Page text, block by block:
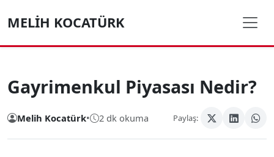
MELIH KOCATÜRK
Gayrimenkul Piyasası Nedir?
Melih Kocatürk• 2 dk okuma Paylaş: